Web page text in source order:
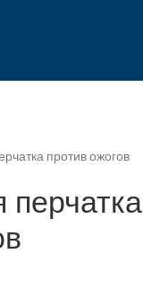
против ожогов
перчатка